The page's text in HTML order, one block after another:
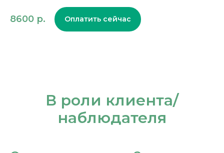
8600 р. Оплатить сейчас
В роли клиента/
наблюдателя